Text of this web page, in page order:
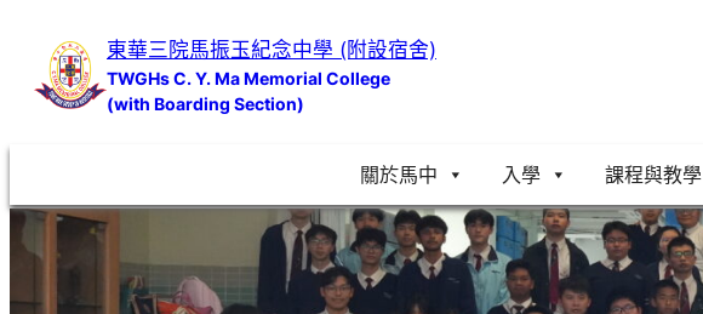
內
東華三院馬振玉紀念中學 (附設宿舍)
TWGHs C. Y. Ma Memorial College
(with Boarding Section)
關於馬中 入學 課程與教學